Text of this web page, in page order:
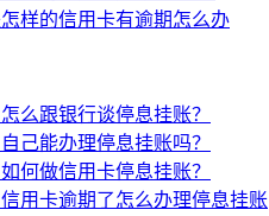
样的信用卡有逾期怎么办
么跟银行谈停息挂账？
己能办理停息挂账吗？
何做信用卡停息挂账？
用卡逾期了怎么办理停息挂账